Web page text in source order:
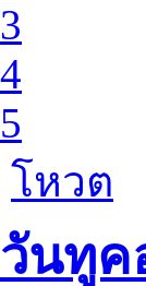
3
4
5
โหวต
วันทูค